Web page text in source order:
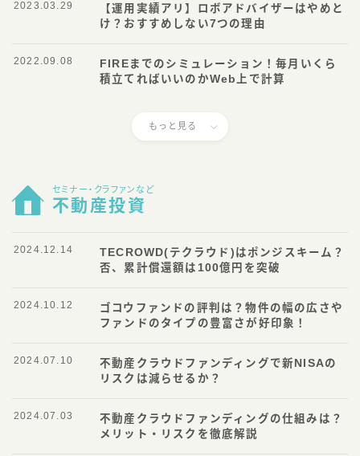
【運用実績アリ】ロボアドバイザーはやめと
け？おすすめしない7つの理由
2023.03.29
FIREまでのシミュレーション！毎月いくら
積立てればいいのかWeb上で計算
2022.09.08
もっと見る
セミナー・クラファンなど
不動産投資
TECROWD(テクラウド)はポンジスキーム？
否、累計償還額は100億円を突破
2024.12.14
ゴコウファンドの評判は？物件の幅の広さや
ファンドのタイプの豊富さが好印象！
2024.10.12
不動産クラウドファンディングで新NISAの
リスクは減らせるか？
2024.07.10
不動産クラウドファンディングの仕組みは？
メリット・リスクを徹底解説
2024.07.03